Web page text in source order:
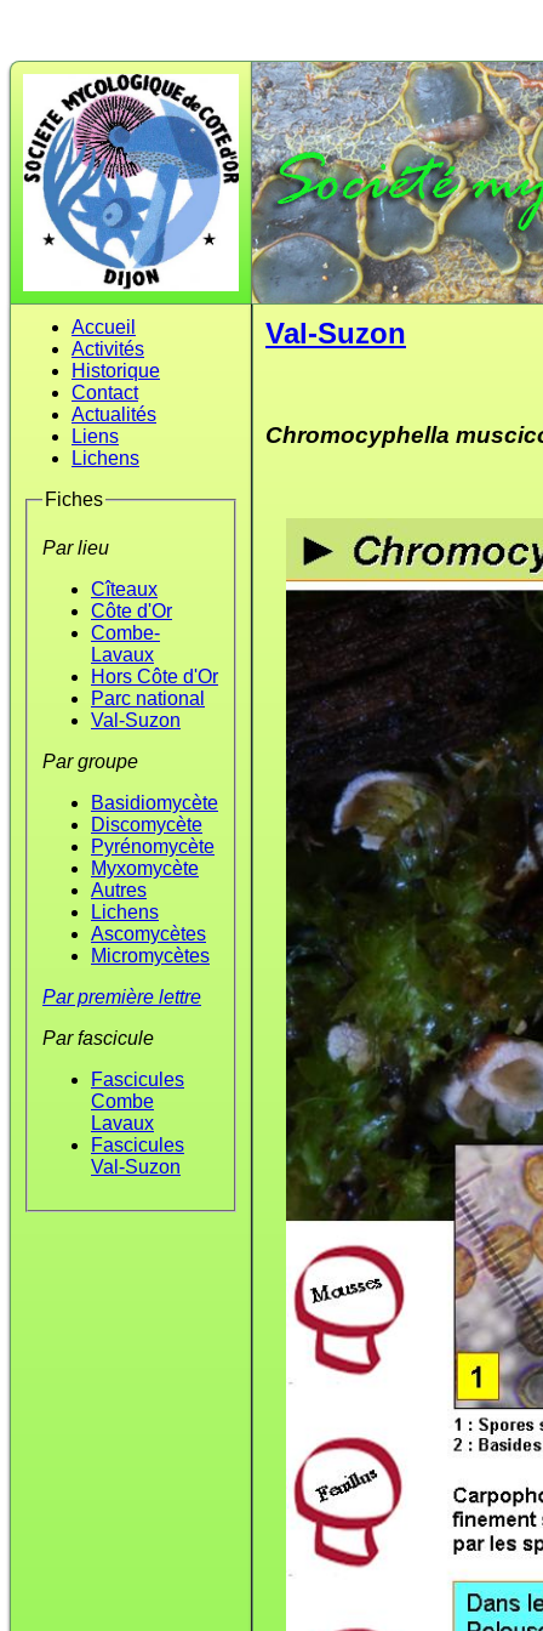
Accueil
Activités
Historique
Contact
Actualités
Liens
Lichens
Fiches
Par lieu
Cîteaux
Côte d'Or
Combe-
Lavaux
Hors Côte d'Or
Parc national
Val-Suzon
Par groupe
Basidiomycète
Discomycète
Pyrénomycète
Myxomycète
Autres
Lichens
Ascomycètes
Micromycètes
Par première lettre
Par fascicule
Fascicules
Combe
Lavaux
Fascicules
Val-Suzon
Val-Suzon
Chromocyphella